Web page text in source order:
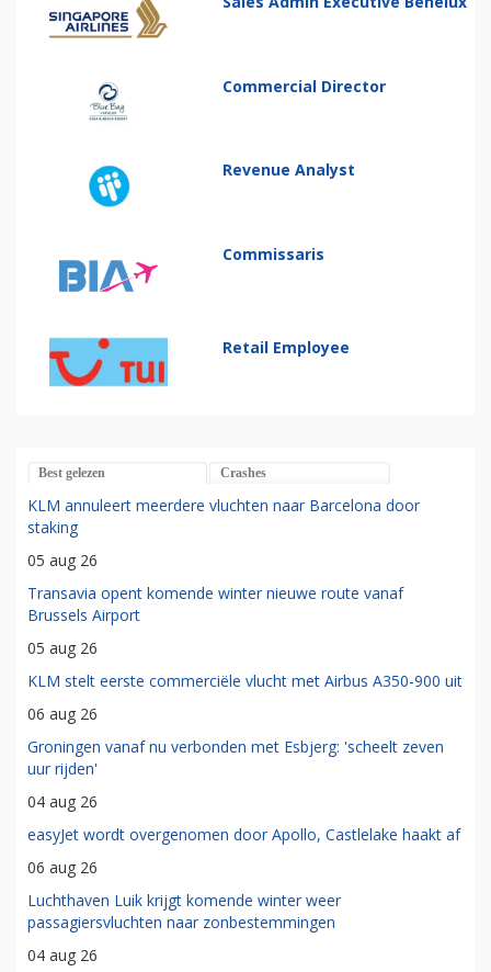
Commercial Director
Revenue Analyst
Commissaris
Retail Employee
Best gelezen Crashes
KLM annuleert meerdere vluchten naar Barcelona door
staking
05 aug 26
Transavia opent komende winter nieuwe route vanaf
Brussels Airport
05 aug 26
KLM stelt eerste commerciële vlucht met Airbus A350-900 uit
06 aug 26
Groningen vanaf nu verbonden met Esbjerg: 'scheelt zeven
uur rijden'
04 aug 26
easyJet wordt overgenomen door Apollo, Castlelake haakt af
06 aug 26
Luchthaven Luik krijgt komende winter weer
passagiersvluchten naar zonbestemmingen
04 aug 26